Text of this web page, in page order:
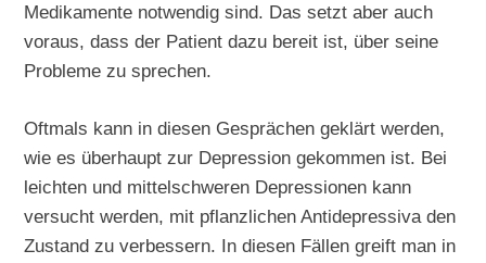
Medikamente notwendig sind. Das setzt aber auch
voraus, dass der Patient dazu bereit ist, über seine
Probleme zu sprechen.
Oftmals kann in diesen Gesprächen geklärt werden,
wie es überhaupt zur Depression gekommen ist. Bei
leichten und mittelschweren Depressionen kann
versucht werden, mit pflanzlichen Antidepressiva den
Zustand zu verbessern. In diesen Fällen greift man in